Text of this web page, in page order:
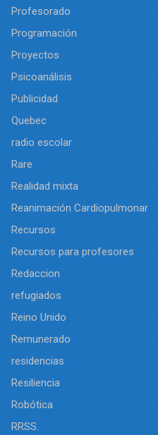
Profesorado
Programación
Proyectos
Psicoanálisis
Publicidad
Quebec
radio escolar
Rare
Realidad mixta
Reanimación Cardiopulmonar
Recursos
Recursos para profesores
Redaccion
refugiados
Reino Unido
Remunerado
residencias
Resiliencia
Robótica
RRSS.